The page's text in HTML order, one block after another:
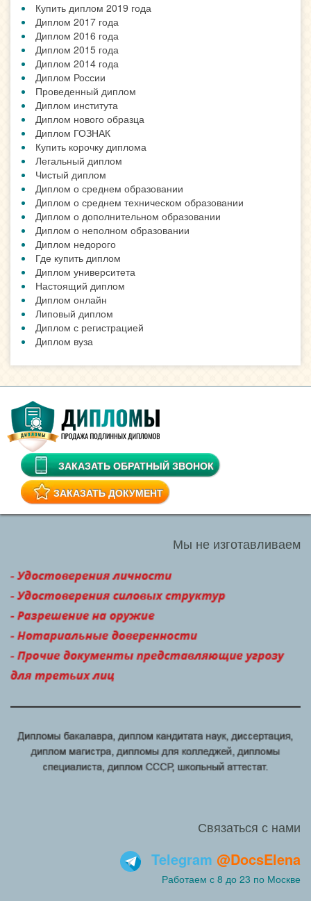
Купить диплом 2019 года
Диплом 2017 года
Диплом 2016 года
Диплом 2015 года
Диплом 2014 года
Диплом России
Проведенный диплом
Диплом института
Диплом нового образца
Диплом ГОЗНАК
Купить корочку диплома
Легальный диплом
Чистый диплом
Диплом о среднем образовании
Диплом о среднем техническом образовании
Диплом о дополнительном образовании
Диплом о неполном образовании
Диплом недорого
Где купить диплом
Диплом университета
Настоящий диплом
Диплом онлайн
Липовый диплом
Диплом с регистрацией
Диплом вуза
ЗАКАЗАТЬ ОБРАТНЫЙ ЗВОНОК
ЗАКАЗАТЬ ДОКУМЕНТ
Мы не изготавливаем
Связаться с нами
Telegram @DocsElena
Работаем с 8 до 23 по Москве